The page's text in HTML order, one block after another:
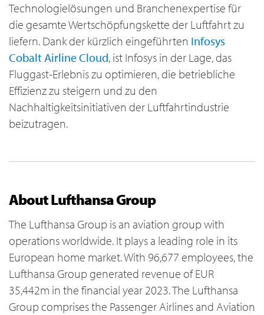
Technologielösungen und Branchenexpertise für
die gesamte Wertschöpfungskette der Luftfahrt zu
liefern. Dank der kürzlich eingeführten Infosys
Cobalt Airline Cloud, ist Infosys in der Lage, das
Fluggast-Erlebnis zu optimieren, die betriebliche
Effizienz zu steigern und zu den
Nachhaltigkeitsinitiativen der Luftfahrtindustrie
beizutragen.
About Lufthansa Group
The Lufthansa Group is an aviation group with
operations worldwide. It plays a leading role in its
European home market. With 96,677 employees, the
Lufthansa Group generated revenue of EUR
35,442m in the financial year 2023. The Lufthansa
Group comprises the Passenger Airlines and Aviation